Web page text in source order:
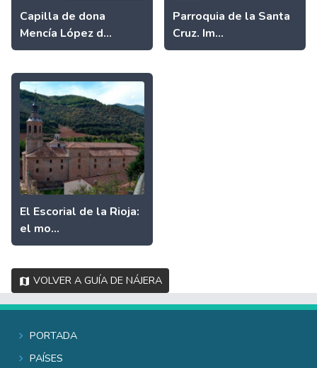
Capilla de dona
Mencía López d...
Parroquia de la Santa
Cruz. Im...
El Escorial de la Rioja:
el mo...
Volver a Guía de Nájera
Portada
Países